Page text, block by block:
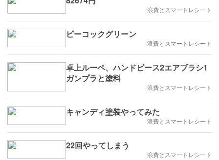
浪費とスマートレシート
ピーコックグリーン
浪費とスマートレシート
卓上ルーペ、ハンドピース2エアブラシ1
ガンプラと塗料
浪費とスマートレシート
キャンディ塗装やってみた
浪費とスマートレシート
22回やってしまう
浪費とスマートレシート